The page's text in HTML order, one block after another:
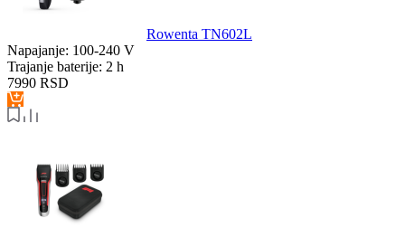
Rowenta TN602L
Napajanje: 100-240 V
Trajanje baterije: 2 h
7990 RSD